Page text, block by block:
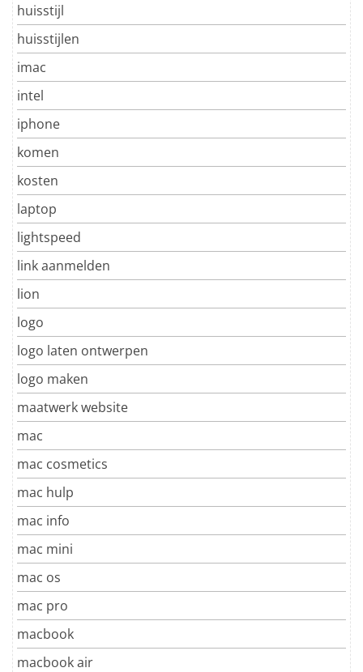
huisstijl
huisstijlen
imac
intel
iphone
komen
kosten
laptop
lightspeed
link aanmelden
lion
logo
logo laten ontwerpen
logo maken
maatwerk website
mac
mac cosmetics
mac hulp
mac info
mac mini
mac os
mac pro
macbook
macbook air